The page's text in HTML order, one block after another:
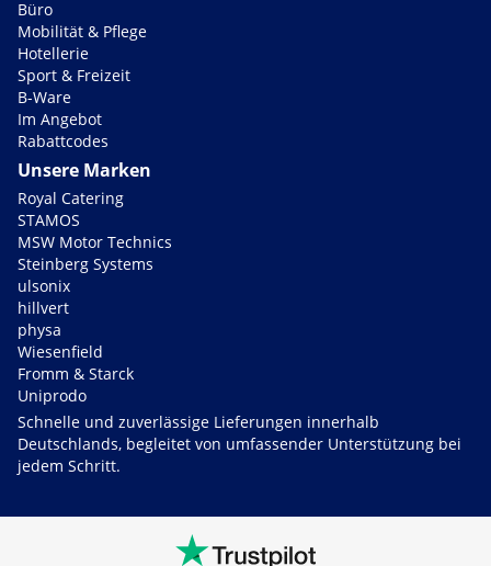
Büro
Mobilität & Pflege
Hotellerie
Sport & Freizeit
B-Ware
Im Angebot
Rabattcodes
Unsere Marken
Royal Catering
STAMOS
MSW Motor Technics
Steinberg Systems
ulsonix
hillvert
physa
Wiesenfield
Fromm & Starck
Uniprodo
Schnelle und zuverlässige Lieferungen innerhalb
Deutschlands, begleitet von umfassender Unterstützung bei
jedem Schritt.